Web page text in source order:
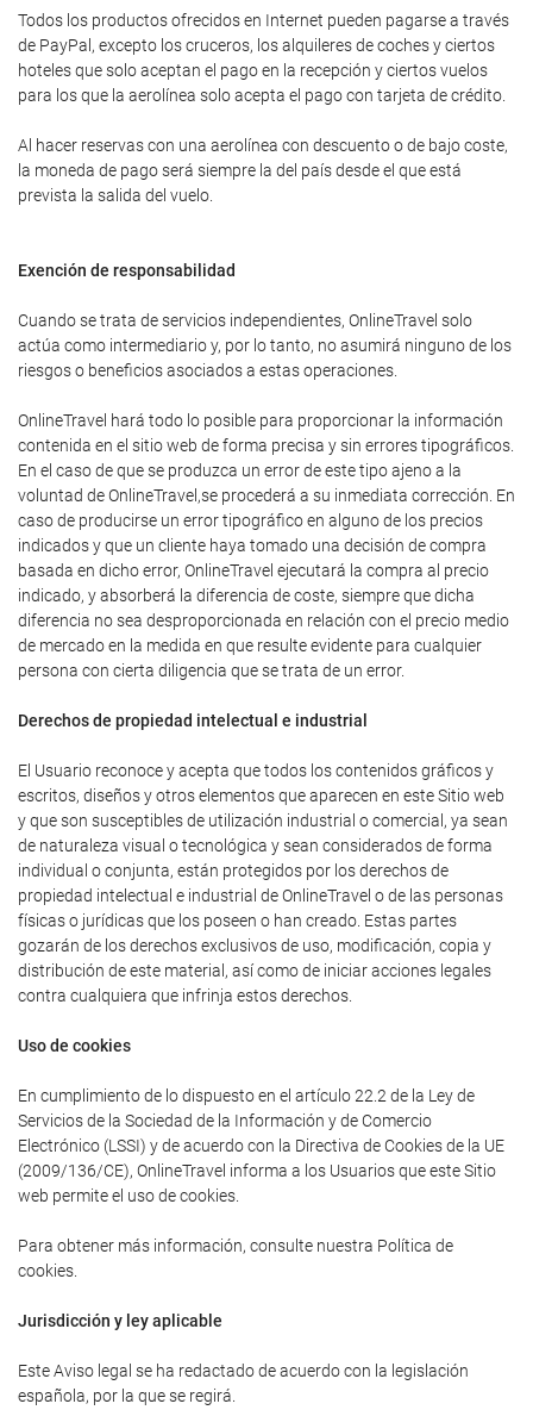
Todos los productos ofrecidos en Internet pueden pagarse a través
de PayPal, excepto los cruceros, los alquileres de coches y ciertos
hoteles que solo aceptan el pago en la recepción y ciertos vuelos
para los que la aerolínea solo acepta el pago con tarjeta de crédito.
Al hacer reservas con una aerolínea con descuento o de bajo coste,
la moneda de pago será siempre la del país desde el que está
prevista la salida del vuelo.
Exención de responsabilidad
Cuando se trata de servicios independientes, OnlineTravel solo
actúa como intermediario y, por lo tanto, no asumirá ninguno de los
riesgos o beneficios asociados a estas operaciones.
OnlineTravel hará todo lo posible para proporcionar la información
contenida en el sitio web de forma precisa y sin errores tipográficos.
En el caso de que se produzca un error de este tipo ajeno a la
voluntad de OnlineTravel,se procederá a su inmediata corrección. En
caso de producirse un error tipográfico en alguno de los precios
indicados y que un cliente haya tomado una decisión de compra
basada en dicho error, OnlineTravel ejecutará la compra al precio
indicado, y absorberá la diferencia de coste, siempre que dicha
diferencia no sea desproporcionada en relación con el precio medio
de mercado en la medida en que resulte evidente para cualquier
persona con cierta diligencia que se trata de un error.
Derechos de propiedad intelectual e industrial
El Usuario reconoce y acepta que todos los contenidos gráficos y
escritos, diseños y otros elementos que aparecen en este Sitio web
y que son susceptibles de utilización industrial o comercial, ya sean
de naturaleza visual o tecnológica y sean considerados de forma
individual o conjunta, están protegidos por los derechos de
propiedad intelectual e industrial de OnlineTravel o de las personas
físicas o jurídicas que los poseen o han creado. Estas partes
gozarán de los derechos exclusivos de uso, modificación, copia y
distribución de este material, así como de iniciar acciones legales
contra cualquiera que infrinja estos derechos.
Uso de cookies
En cumplimiento de lo dispuesto en el artículo 22.2 de la Ley de
Servicios de la Sociedad de la Información y de Comercio
Electrónico (LSSI) y de acuerdo con la Directiva de Cookies de la UE
(2009/136/CE), OnlineTravel informa a los Usuarios que este Sitio
web permite el uso de cookies.
Para obtener más información, consulte nuestra Política de
cookies.
Jurisdicción y ley aplicable
Este Aviso legal se ha redactado de acuerdo con la legislación
española, por la que se regirá.